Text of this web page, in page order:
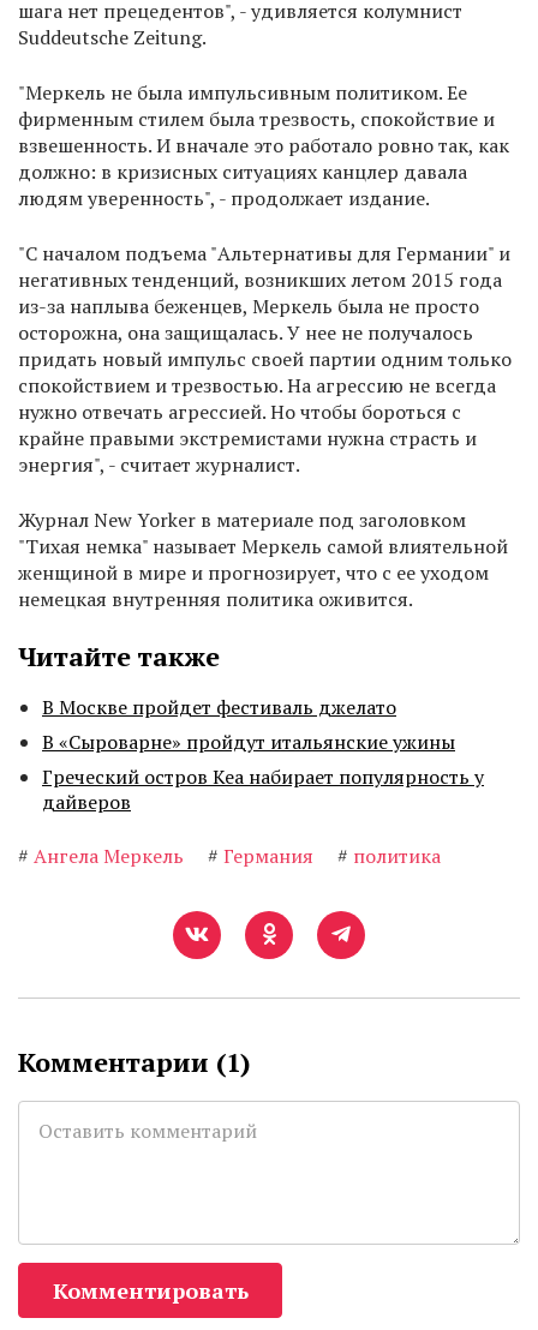
шага нет прецедентов", - удивляется колумнист
Suddeutsche Zeitung.
"Меркель не была импульсивным политиком. Ее
фирменным стилем была трезвость, спокойствие и
взвешенность. И вначале это работало ровно так, как
должно: в кризисных ситуациях канцлер давала
людям уверенность", - продолжает издание.
"С началом подъема "Альтернативы для Германии" и
негативных тенденций, возникших летом 2015 года
из-за наплыва беженцев, Меркель была не просто
осторожна, она защищалась. У нее не получалось
придать новый импульс своей партии одним только
спокойствием и трезвостью. На агрессию не всегда
нужно отвечать агрессией. Но чтобы бороться с
крайне правыми экстремистами нужна страсть и
энергия", - считает журналист.
Журнал New Yorker в материале под заголовком
"Тихая немка" называет Меркель самой влиятельной
женщиной в мире и прогнозирует, что с ее уходом
немецкая внутренняя политика оживится.
Читайте также
В Москве пройдет фестиваль джелато
В «Сыроварне» пройдут итальянские ужины
Греческий остров Кеа набирает популярность у
дайверов
# Ангела Меркель # Германия # политика
Комментарии (1)
Комментировать